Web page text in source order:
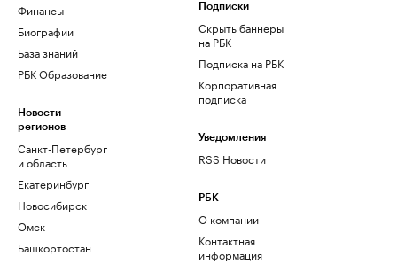
Финансы
Биографии
База знаний
РБК Образование
Новости
регионов
Санкт-Петербург
и область
Екатеринбург
Новосибирск
Омск
Башкортостан
Подписки
Скрыть баннеры
на РБК
Подписка на РБК
Корпоративная
подписка
Уведомления
RSS Новости
РБК
О компании
Контактная
информация